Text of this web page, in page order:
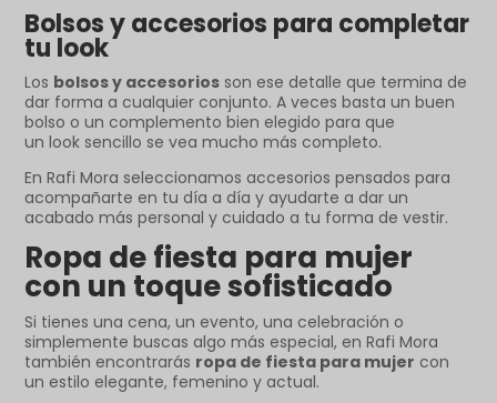
Bolsos y accesorios para completar
tu look
Los bolsos y accesorios son ese detalle que termina de
dar forma a cualquier conjunto. A veces basta un buen
bolso o un complemento bien elegido para que
un look sencillo se vea mucho más completo.
En Rafi Mora seleccionamos accesorios pensados para
acompañarte en tu día a día y ayudarte a dar un
acabado más personal y cuidado a tu forma de vestir.
Ropa de fiesta para mujer
con un toque sofisticado
Si tienes una cena, un evento, una celebración o
simplemente buscas algo más especial, en Rafi Mora
también encontrarás ropa de fiesta para mujer con
un estilo elegante, femenino y actual.